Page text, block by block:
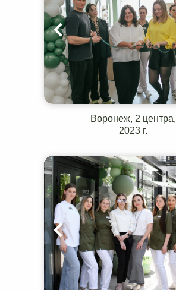
Воронеж, 2 центра,
2023 г.